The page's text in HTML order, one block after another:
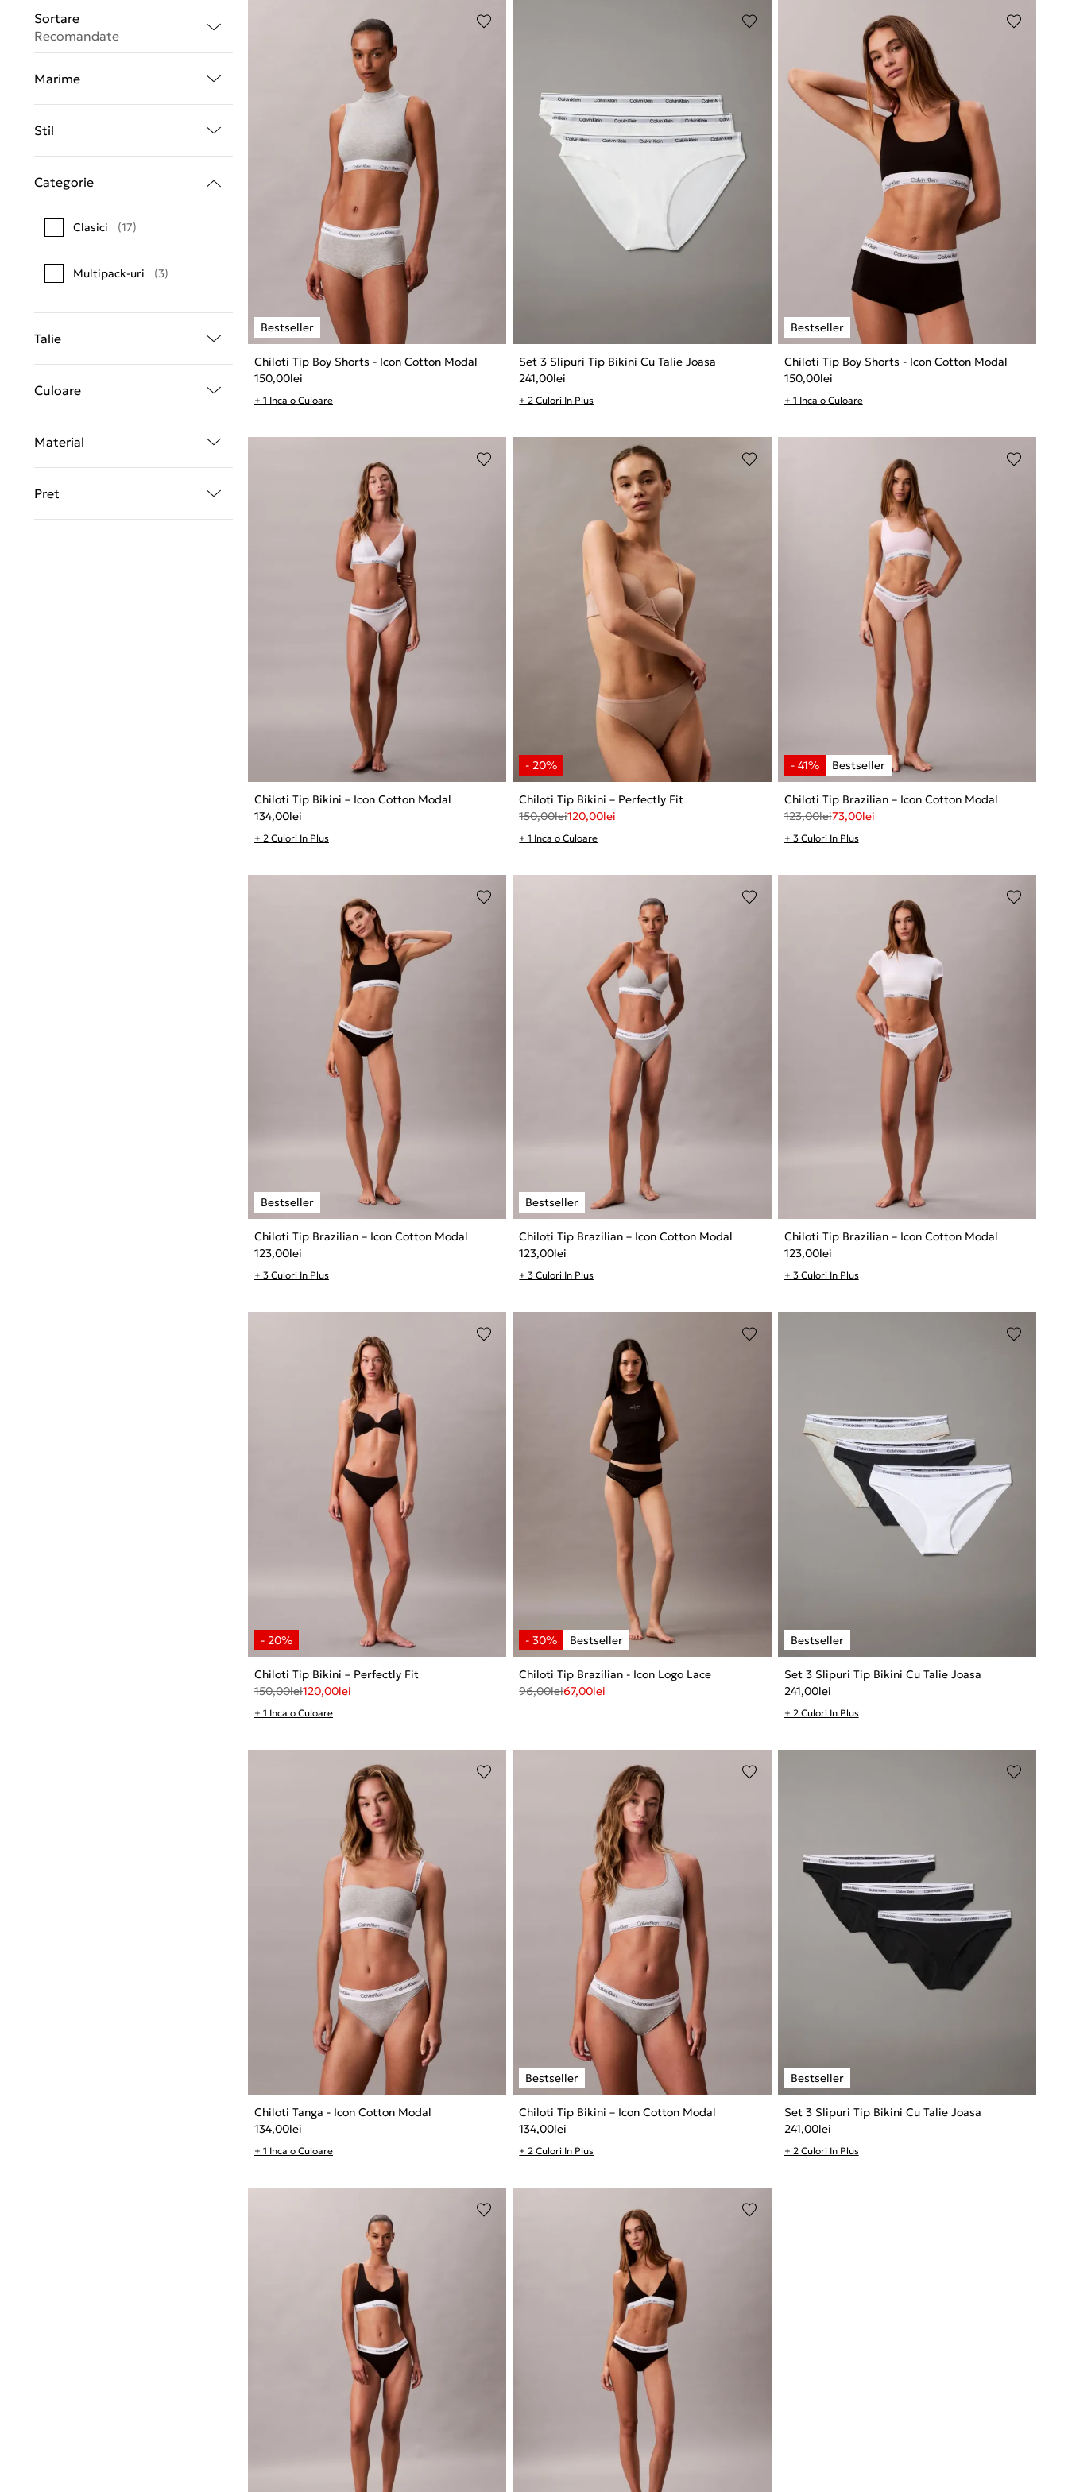
Sortare
Recomandate
Marime
Stil
Categorie
Clasici (17)
Multipack-uri (3)
Talie
Culoare
Material
Pret
Chiloti Tip Boy Shorts - Icon Cotton Modal
150,00lei
+ 1 Inca o Culoare
Set 3 Slipuri Tip Bikini Cu Talie Joasa
241,00lei
+ 2 Culori In Plus
Chiloti Tip Boy Shorts - Icon Cotton Modal
150,00lei
+ 1 Inca o Culoare
Chiloti Tip Bikini – Icon Cotton Modal
134,00lei
+ 2 Culori In Plus
Chiloti Tip Bikini – Perfectly Fit
150,00lei120,00lei
+ 1 Inca o Culoare
Chiloti Tip Brazilian – Icon Cotton Modal
123,00lei73,00lei
+ 3 Culori In Plus
Chiloti Tip Brazilian – Icon Cotton Modal
123,00lei
+ 3 Culori In Plus
Chiloti Tip Brazilian – Icon Cotton Modal
123,00lei
+ 3 Culori In Plus
Chiloti Tip Brazilian – Icon Cotton Modal
123,00lei
+ 3 Culori In Plus
Chiloti Tip Bikini – Perfectly Fit
150,00lei120,00lei
+ 1 Inca o Culoare
Chiloti Tip Brazilian - Icon Logo Lace
96,00lei67,00lei
Set 3 Slipuri Tip Bikini Cu Talie Joasa
241,00lei
+ 2 Culori In Plus
Chiloti Tanga - Icon Cotton Modal
134,00lei
+ 1 Inca o Culoare
Chiloti Tip Bikini – Icon Cotton Modal
134,00lei
+ 2 Culori In Plus
Set 3 Slipuri Tip Bikini Cu Talie Joasa
241,00lei
+ 2 Culori In Plus